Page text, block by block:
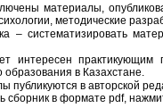
материалы,
методические
– систематизировать
интересен практикующим
образования в Казахстане.
публикуются в авторской
сборник в формате pdf,